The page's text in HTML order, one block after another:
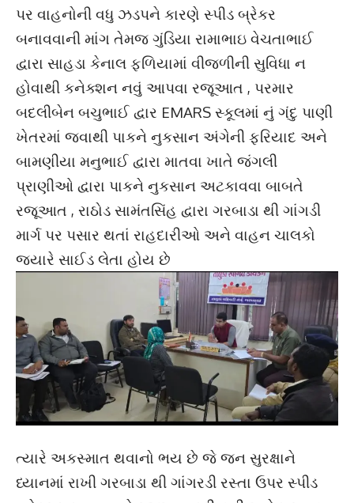
પર વાહનોની વધુ ઝડપને કારણે સ્પીડ બ્રેકર
બનાવવાની માંગ તેમજ ગુંડિયા રામાભાઇ વેચતાભાઈ
દ્વારા સાહડા કેનાલ ફળિયામાં વીજળીની સુવિધા ન
હોવાથી કનેક્શન નવું આપવા રજૂઆત , પરમાર
બદલીબેન બચુભાઈ દ્વાર EMARS સ્કૂલમાં નું ગંદુ પાણી
ખેતરમાં જવાથી પાકને નુકસાન અંગેની ફરિયાદ અને
બામણીયા મનુભાઈ દ્વારા માતવા ખાતે જંગલી
પ્રાણીઓ દ્વારા પાકને નુકસાન અટકાવવા બાબતે
રજૂઆત , રાઠોડ સામંતસિંહ દ્વારા ગરબાડા થી ગાંગડી
માર્ગ પર પસાર થતાં રાહદારીઓ અને વાહન ચાલકો
જ્યારે સાઈડ લેતા હોય છે
ત્યારે અકસ્માત થવાનો ભય છે જે જન સુરક્ષાને
ધ્યાનમાં રાખી ગરબાડા થી ગાંગરડી રસ્તા ઉપર સ્પીડ